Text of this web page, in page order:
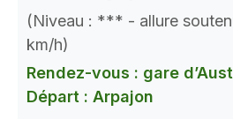
(Niveau : *** - allure
km/h)
Rendez-vous : gare
Départ : Arpajon